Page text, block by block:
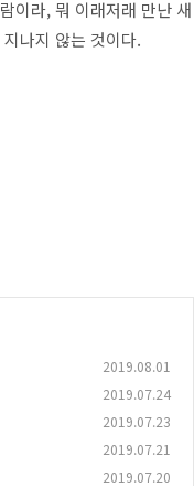
이라, 뭐 이래저래 만난 새
나지 않는 것이다.
2019.08.01
2019.07.24
2019.07.23
2019.07.21
2019.07.20